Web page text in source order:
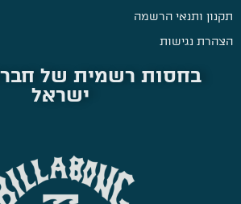
תקנון ותנאי הרשמה
הצהרת נגישות
בחסות רשמית של
ישראל